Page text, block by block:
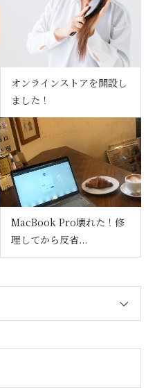
オンラインストアを開設し
ました！
MacBook Pro壊れた！修
理してから反省...